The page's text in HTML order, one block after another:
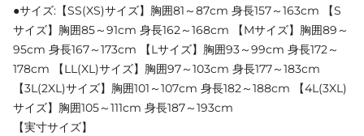
●サイズ:【SS(XS)サイズ】胸囲81～87cm 身長157～163cm 【S
サイズ】胸囲85～91cm 身長162～168cm 【Mサイズ】胸囲89～
95cm 身長167～173cm 【Lサイズ】胸囲93～99cm 身長172～
178cm 【LL(XL)サイズ】胸囲97～103cm 身長177～183cm
【3L(2XL)サイズ】胸囲101～107cm 身長182～188cm 【4L(3XL)
サイズ】胸囲105～111cm 身長187～193cm
【実寸サイズ】